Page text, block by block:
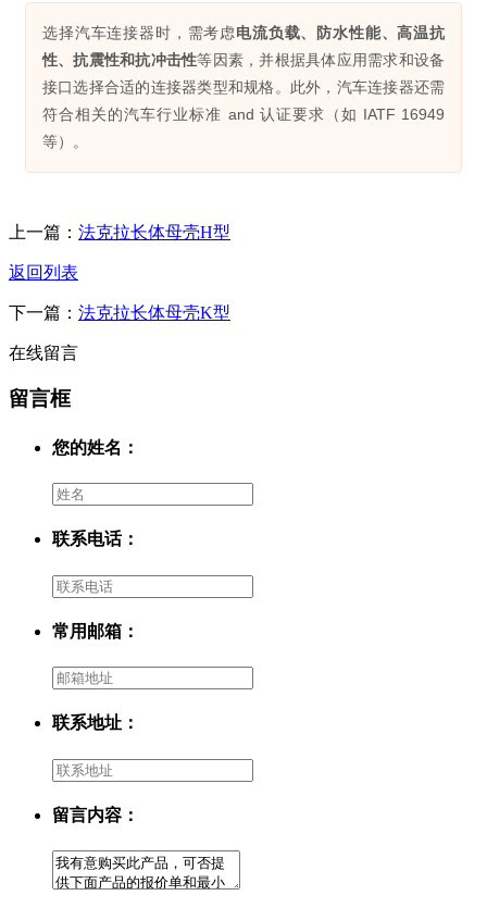
选择汽车连接器时，需考虑电流负载、防水性能、高温抗
性、抗震性和抗冲击性等因素，并根据具体应用需求和设备
接口选择合适的连接器类型和规格。此外，汽车连接器还需
符合相关的汽车行业标准 and 认证要求（如 IATF 16949
等）。
上一篇： 法克拉长体母壳H型
返回列表
下一篇： 法克拉长体母壳K型
在线留言
留言框
您的姓名：
联系电话：
常用邮箱：
联系地址：
留言内容：